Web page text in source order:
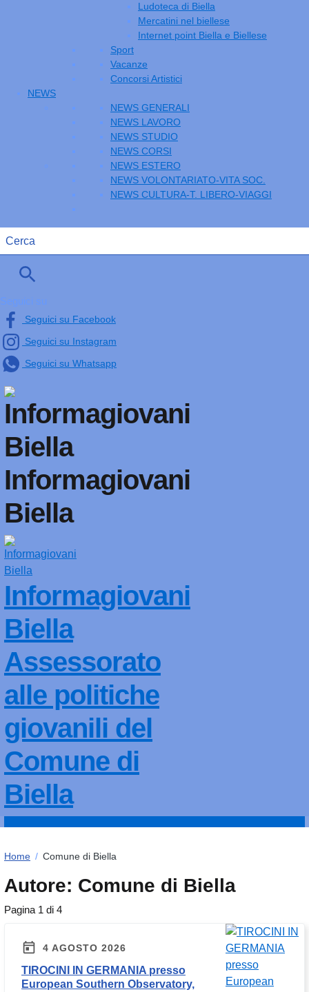
Ludoteca di Biella
Mercatini nel biellese
Internet point Biella e Biellese
Sport
Vacanze
Concorsi Artistici
NEWS
NEWS GENERALI
NEWS LAVORO
NEWS STUDIO
NEWS CORSI
NEWS ESTERO
NEWS VOLONTARIATO-VITA SOC.
NEWS CULTURA-T. LIBERO-VIAGGI
Seguici su
Seguici su Facebook
Seguici su Instagram
Seguici su Whatsapp
Informagiovani
Biella
Informagiovani
Biella
Assessorato
alle politiche
giovanili del
Comune di
Biella
Home / Comune di Biella
Autore: Comune di Biella
Pagina 1 di 4
4 AGOSTO 2026
TIROCINI IN GERMANIA presso
European Southern Observatory,